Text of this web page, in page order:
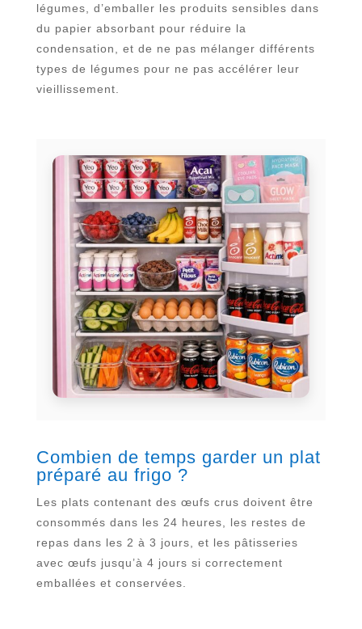
légumes, d’emballer les produits sensibles dans
du papier absorbant pour réduire la
condensation, et de ne pas mélanger différents
types de légumes pour ne pas accélérer leur
vieillissement.
Combien de temps garder un plat
préparé au frigo ?
Les plats contenant des œufs crus doivent être
consommés dans les 24 heures, les restes de
repas dans les 2 à 3 jours, et les pâtisseries
avec œufs jusqu’à 4 jours si correctement
emballées et conservées.